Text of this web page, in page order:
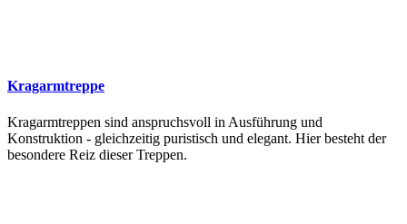
Kragarmtreppe
Kragarmtreppen sind anspruchsvoll in Ausführung und
Konstruktion - gleichzeitig puristisch und elegant. Hier besteht der
besondere Reiz dieser Treppen.